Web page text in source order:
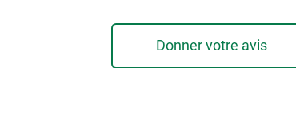
Donner votre avis